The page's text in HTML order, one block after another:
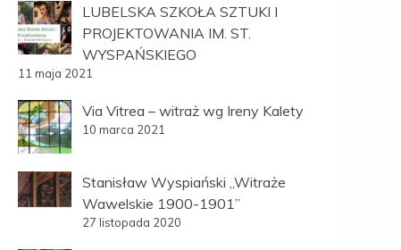
LUBELSKA SZKOŁA SZTUKI I
PROJEKTOWANIA IM. ST.
WYSPAŃSKIEGO
11 maja 2021
Via Vitrea – witraż wg Ireny Kalety
10 marca 2021
Stanisław Wyspiański „Witraże
Wawelskie 1900-1901”
27 listopada 2020